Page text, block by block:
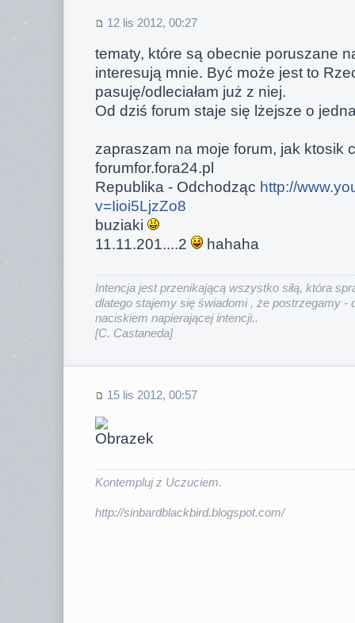
12 lis 2012, 00:27
tematy, które są obecnie poruszane
interesują mnie. Być może jest to
pasuję/odleciałam już z niej.
Od dziś forum staje się lżejsze o
zapraszam na moje forum, jak ktosik
forumfor.fora24.pl
Republika - Odchodząc http://
v=Iioi5LjzZo8
buziaki
11.11.201....2
hahaha
Intencja jest przenikającą wszystko siłą, która
dlatego stajemy się świadomi , że postrzegamy -
naciskiem napierającej intencji..
[C. Castaneda]
15 lis 2012, 00:57
Kontempluj z Uczuciem.
http://sinbardblackbird.blogspot.com/